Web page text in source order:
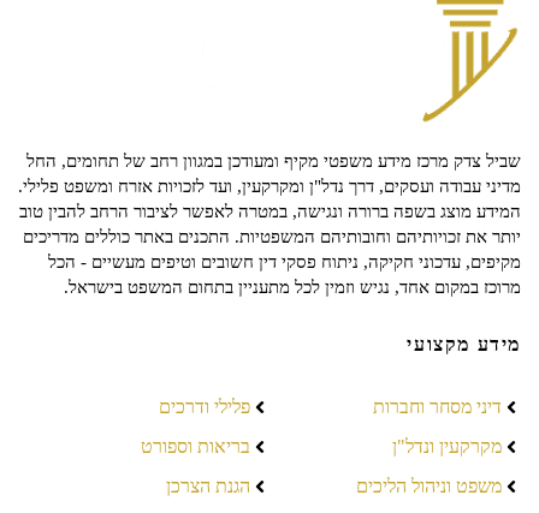
שביל צדק מרכז מידע משפטי מקיף ומעודכן במגוון רחב של תחומים, החל
מדיני עבודה ועסקים, דרך נדל"ן ומקרקעין, ועד לזכויות אזרח ומשפט פלילי.
המידע מוצג בשפה ברורה ונגישה, במטרה לאפשר לציבור הרחב להבין טוב
יותר את זכויותיהם וחובותיהם המשפטיות. התכנים באתר כוללים מדריכים
מקיפים, עדכוני חקיקה, ניתוח פסקי דין חשובים וטיפים מעשיים - הכל
מרוכז במקום אחד, נגיש וזמין לכל מתעניין בתחום המשפט בישראל.
מידע מקצועי
דיני מסחר וחברות
מקרקעין ונדל"ן
משפט וניהול הליכים
פלילי ודרכים
בריאות וספורט
הגנת הצרכן